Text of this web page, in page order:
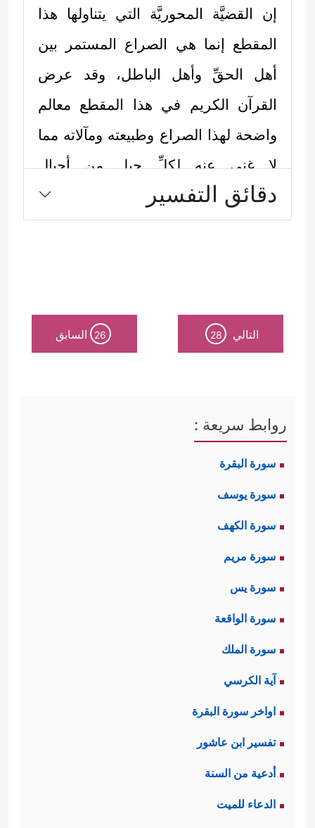
إن القضيَّة المحوريَّة التي يتناولها هذا
المقطع إنما هي الصراع المستمر بين
أهل الحقِّ وأهل الباطل، وقد عرض
القرآن الكريم في هذا المقطع معالم
واضحة لهذا الصراع وطبيعته ومآلاته مما
لا غنى عنه لكلِّ جيلٍ من أجيال
المؤمنين، وفي كلِّ حلقةٍ من حلقات هذا
الصراع.
الإسلام﴿إِنَّ ٱلدِّینَ عِندَ ٱللَّهِ ٱلۡإِسۡلَـٰمُۗ﴾ ﴿فَإِنۡ
أَسۡلَمُواْ فَقَدِ ٱهۡتَدَواْۖ وَّإِن تَوَلَّوۡاْ فَإِنَّمَا عَلَیۡكَ ٱلۡبَلَـٰغُ﴾.
ونافع للبشريَّة
ٱلَّذِینَ یَكۡفُرُونَ بِـَٔایَـٰتِ ٱللَّهِ وَیَقۡتُلُونَ ٱلنَّبِیِّـۧنَ بِغَیۡرِ حَقࣲّ
وَیَقۡتُلُونَ ٱلَّذِینَ یَأۡمُرُونَ بِٱلۡقِسۡطِ مِنَ ٱلنَّاسِ فَبَشِّرۡهُم
بِعَذَابٍ أَلِیمٍ﴾
رابعًا: ينتمي المؤمنون إلى عمقٍ تاريخي
يضم خيرة البشر في كلِّ جيل
ٱصۡطَفَىٰۤ ءَادَمَ وَنُوحࣰا وَءَالَ إِبۡرَ ٰ⁠هِیمَ وَءَالَ عِمۡرَ ٰ⁠نَ عَلَى
دقائق التفسير
التالي 28
26 السابق
روابط سريعة :
سورة البقرة
سورة يوسف
سورة الكهف
سورة مريم
سورة يس
سورة الواقعة
سورة الملك
آية الكرسي
اواخر سورة البقرة
تفسير ابن عاشور
أدعية من السنة
الدعاء للميت